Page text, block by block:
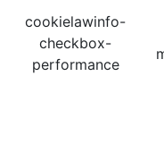
cookielawinfo-
checkbox-
performance